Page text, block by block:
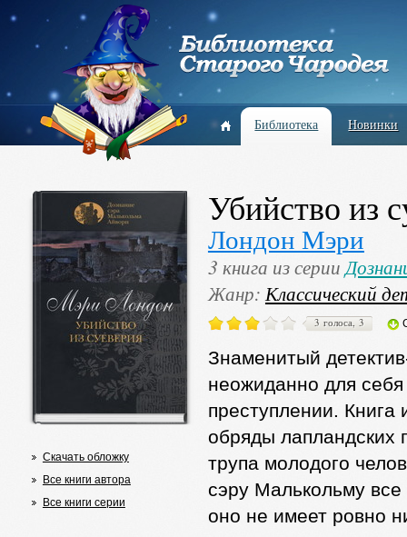
Библиотека Новинки
Скачать обложку
Все книги автора
Все книги серии
Убийство из
Лондон Мэри
3 книга из серии
Жанр:Классический
3 голоса, 3
Знаменитый
неожиданно для
преступлении.
обряды
трупа молодого
сэру Малькольму все
оно не имеет ровно